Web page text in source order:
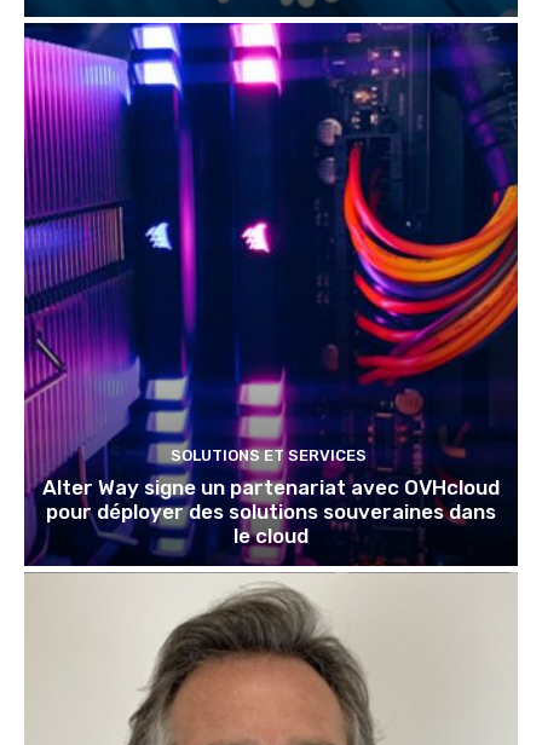
SOLUTIONS ET SERVICES
Alter Way signe un partenariat avec OVHcloud
pour déployer des solutions souveraines dans
le cloud